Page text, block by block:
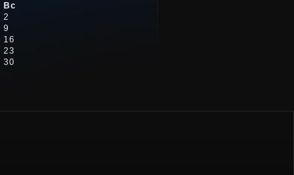
Вс
2
9
16
23
30